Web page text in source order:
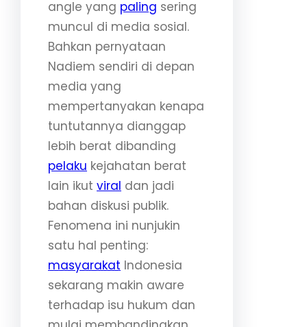
angle yang paling sering
muncul di media sosial.
Bahkan pernyataan
Nadiem sendiri di depan
media yang
mempertanyakan kenapa
tuntutannya dianggap
lebih berat dibanding
pelaku kejahatan berat
lain ikut viral dan jadi
bahan diskusi publik.
Fenomena ini nunjukin
satu hal penting:
masyarakat Indonesia
sekarang makin aware
terhadap isu hukum dan